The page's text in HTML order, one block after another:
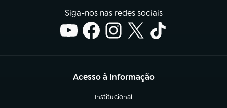
Siga-nos nas redes sociais
Acesso à Informação
Institucional
(abre em nova aba)